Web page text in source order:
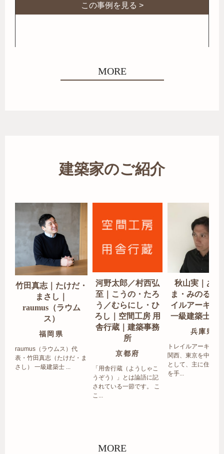
この事例を見る >
MORE
建築家のご紹介
竹田真志｜たけだ・
まさし｜
raumus（ラウム
ス）
福岡県
raumus（ラウムス）代
表・竹田真志（たけだ・ま
さし） 一級建築士 ...
河野太郎／村西弘
至｜こうの・たろ
う／むらにし・ひ
ろし｜空間工房 用
舎行蔵｜建築事務
所
京都府
「用舎行蔵（ようしゃこ
うぞう）」とは論語に記
されている一節です。 こ
こ...
秋山実｜あき
ま・みのる｜
イルアーキテ
一級建築士事
兵庫県
トレイルアーキテク
関西、東京を中心エ
として、主に住宅の
を手...
MORE